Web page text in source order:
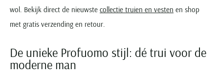
wol. Bekijk direct de nieuwste collectie truien en vesten en shop
met gratis verzending en retour.
De unieke Profuomo stijl: dé trui voor de
moderne man